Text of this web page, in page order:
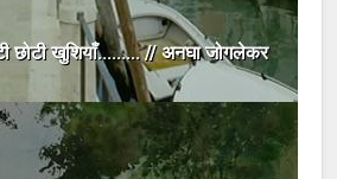
छोटी खुशियाँ......... // अनघा जोगलेकर